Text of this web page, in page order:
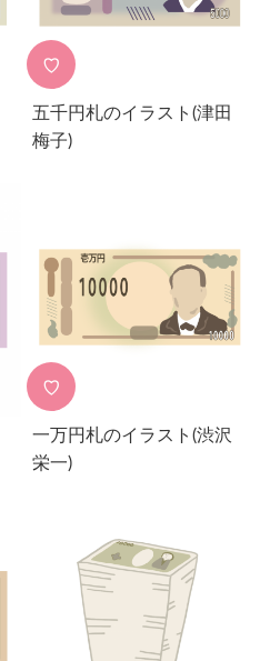
♡
五千円札のイラスト(津田
梅子)
♡
一万円札のイラスト(渋沢
栄一)